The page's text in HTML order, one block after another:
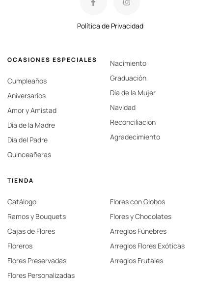
OCASIONES ESPECIALES
Cumpleaños
Aniversarios
Amor y Amistad
Día de la Madre
Día del Padre
Quinceañeras
Nacimiento
Graduación
Día de la Mujer
Navidad
Reconciliación
Agradecimiento
Política de Privacidad
TIENDA
Catálogo
Ramos y Bouquets
Cajas de Flores
Floreros
Flores Preservadas
Flores Personalizadas
Flores con Globos
Flores y Chocolates
Arreglos Fúnebres
Arreglos Flores Exóticas
Arreglos Frutales